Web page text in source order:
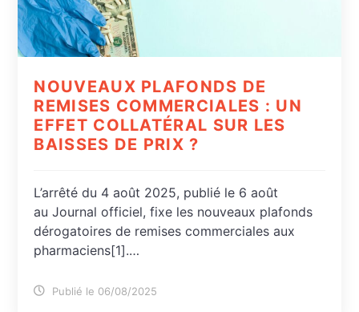
NOUVEAUX PLAFONDS DE
REMISES COMMERCIALES : UN
EFFET COLLATÉRAL SUR LES
BAISSES DE PRIX ?
L’arrêté du 4 août 2025, publié le 6 août
au Journal officiel, fixe les nouveaux plafonds
dérogatoires de remises commerciales aux
pharmaciens[1].…
Publié le 06/08/2025